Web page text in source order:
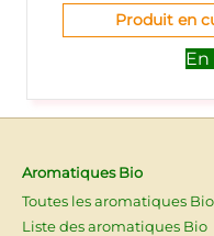
Produit en
En
Aromatiques Bio
Toutes les aromatiques Bio
Liste des aromatiques Bio